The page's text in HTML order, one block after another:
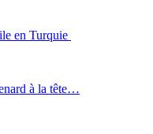
en Turquie
à la tête…